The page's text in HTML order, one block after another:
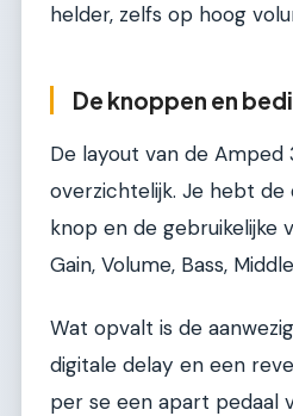
helder, zelfs op hoog
De knoppen en
De layout van de Amped
overzichtelijk. Je hebt de
knop en de gebruikelijke
Gain, Volume, Bass,
Wat opvalt is de
digitale delay en een
per se een apart pedaal